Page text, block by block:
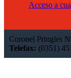
Acceso a
Coronel Pringles
Telefax: (0351)